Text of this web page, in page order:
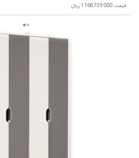
قیمت: 1,168,739,000 ریال